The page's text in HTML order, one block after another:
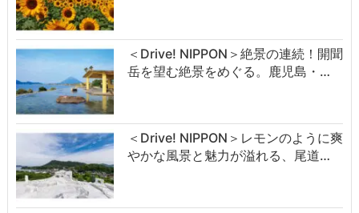
＜Drive! NIPPON＞絶景の連続！開聞
岳を望む絶景をめぐる。鹿児島・…
＜Drive! NIPPON＞レモンのように爽
やかな風景と魅力が溢れる、尾道…